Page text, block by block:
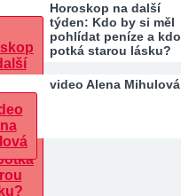
Horoskop na další
týden: Kdo by si měl
pohlídat peníze a kdo
potká starou lásku?
video Alena Mihulová